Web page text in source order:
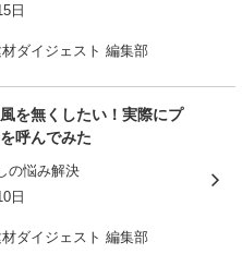
日
材ダイジェスト 編集部
を無くしたい！実際にプ
呼んでみた
の悩み解決
日
材ダイジェスト 編集部